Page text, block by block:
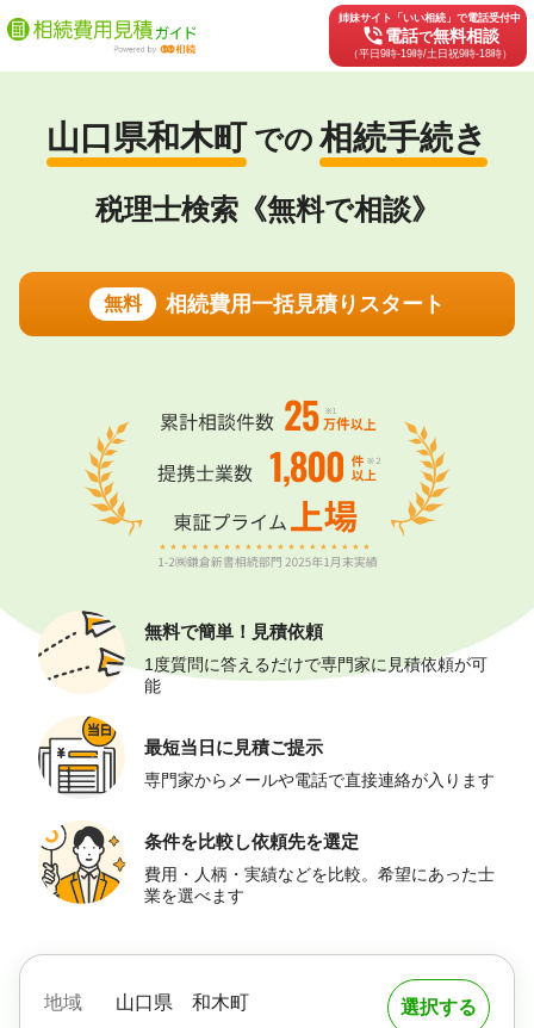
姉妹サイト「いい相続」で電話受付中
phone_in_talk電話で無料相談
（平日9時-19時/土日祝9時-18時）
山口県和木町 での 相続手続き
税理士検索《無料で相談》
無料 相続費用一括見積りスタート
無料で簡単！ 見積依頼
1度質問に答えるだけで専門家に見積依頼が可
能
最短当日に 見積ご提示
専門家からメールや電話で直接連絡が入ります
条件を比較し依頼先を選定
費用・人柄・実績などを比較。希望にあった士
業を選べます
地域 山口県 和木町 選択する